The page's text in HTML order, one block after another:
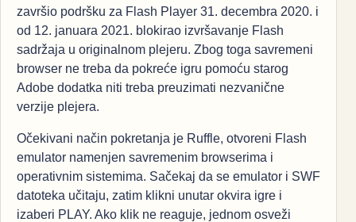
završio podršku za Flash Player 31. decembra 2020. i
od 12. januara 2021. blokirao izvršavanje Flash
sadržaja u originalnom plejeru. Zbog toga savremeni
browser ne treba da pokreće igru pomoću starog
Adobe dodatka niti treba preuzimati nezvanične
verzije plejera.
Očekivani način pokretanja je Ruffle, otvoreni Flash
emulator namenjen savremenim browserima i
operativnim sistemima. Sačekaj da se emulator i SWF
datoteka učitaju, zatim klikni unutar okvira igre i
izaberi PLAY. Ako klik ne reaguje, jednom osveži